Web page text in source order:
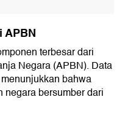
APBN
terbesar dari
Negara (APBN). Data
bahwa
negara bersumber dari